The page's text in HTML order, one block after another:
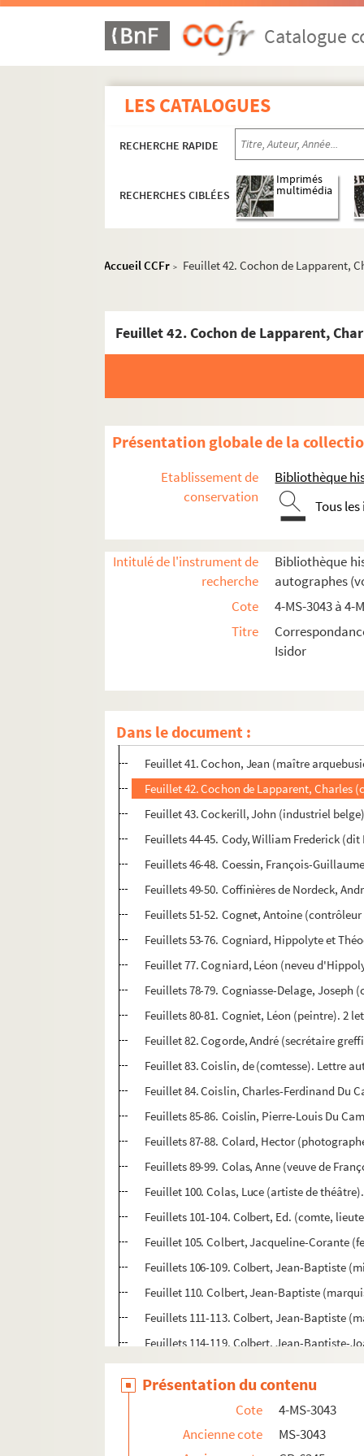
Catalogue
LES CATALOGUES
RECHERCHE RAPIDE
RECHERCHES CIBLÉES
Imprimés
multimédia
Accueil CCFr > Feuillet 42. Cochon de Lapparent,
Présentation globale de la
Etablissement de
conservation
Bibliothèque
Tous
Intitulé de l'instrument de
recherche
Bibliothèque
autographes
Cote
4-MS-3043 à 4-
Titre
Isidor
Dans le document :
4-MS-3043. Cochet à Comt
Feuillets 1-8. Cochet de Saint-Vallier,
Feuillets 10-15. Cochin, Pierre-Suzanne
Feuillet 16. Cochin, Charles-Nicolas (le
Feuillets 17-40. Cochin, Pierre-Simon
Feuillet 41. Cochon, Jean (maître
Feuillet 42. Cochon de Lapparent, Charles
Feuillet 43. Cockerill, John (industriel
Feuillets 44-45. Cody, William Frederick
Feuillets 46-48. Coessin, François-
Feuillets 49-50. Coffinières de Nordeck,
Feuillets 51-52. Cognet, Antoine
Feuillets 53-76. Cogniard, Hippolyte et
Feuillet 77. Cogniard, Léon (neveu
Feuillets 78-79. Cogniasse-Delage,
Feuillets 80-81. Cogniet, Léon (peintre). 2
Feuillet 82. Cogorde, André (secrétaire
Feuillet 83. Coislin, de (comtesse). Lettre
Feuillet 84. Coislin, Charles-Ferdinand
Feuillets 85-86. Coislin, Pierre-Louis Du
Feuillets 87-88. Colard, Hector
Feuillets 89-99. Colas, Anne (veuve de
Feuillet 100. Colas, Luce (artiste de
Feuillets 101-104. Colbert, Ed. (comte,
Feuillet 105. Colbert, Jacqueline-Corante
Feuillets 106-109. Colbert, Jean-Baptiste
Feuillet 110. Colbert, Jean-Baptiste
Feuillets 111-113. Colbert, Jean-Baptiste
Feuillets 114-119. Colbert, Jean-Baptiste-
Feuillet 120. Colbert, Louis II (marquis de
Feuillets 121-130. Colet, Louise, née Revoil
Feuillets 131-133. Colette, Sidonie-
Feuillet 134. Colin, Jeanne Denot.
Présentation du contenu
Cote
4-MS-3043
Ancienne cote
MS-3043